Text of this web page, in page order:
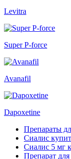
Levitra
Super P-force
Avanafil
Dapoxetine
Препараты
Сиалис
Сиалис 5 мг
Препарат